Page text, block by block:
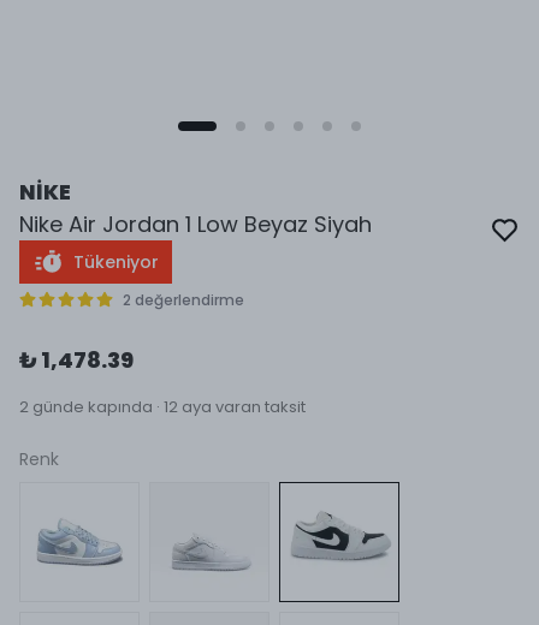
NİKE
Nike Air Jordan 1 Low Beyaz Siyah
Tükeniyor
2 değerlendirme
₺ 1,478.39
2 günde kapında · 12 aya varan taksit
Renk